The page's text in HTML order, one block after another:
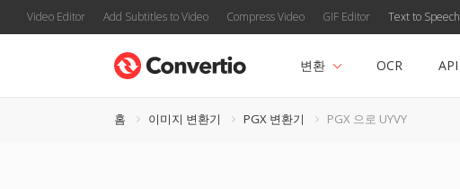
Video Editor Add Subtitles to Video Compress Video GIF Editor Text to Speech
변환 OCR API
홈 이미지 변환기 PGX 변환기 PGX 으로 UYVY